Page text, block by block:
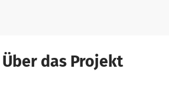
Über das Projekt